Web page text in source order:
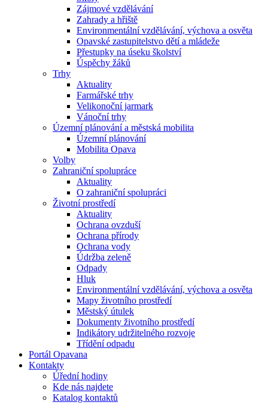
Zájmové vzdělávání
Zahrady a hřiště
Environmentální vzdělávání, výchova a osvěta
Opavské zastupitelstvo dětí a mládeže
Přestupky na úseku školství
Úspěchy žáků
Trhy
Aktuality
Farmářské trhy
Velikonoční jarmark
Vánoční trhy
Územní plánování a městská mobilita
Územní plánování
Mobilita Opava
Volby
Zahraniční spolupráce
Aktuality
O zahraniční spolupráci
Životní prostředí
Aktuality
Ochrana ovzduší
Ochrana přírody
Ochrana vody
Údržba zeleně
Odpady
Hluk
Environmentální vzdělávání, výchova a osvěta
Mapy životního prostředí
Městský útulek
Dokumenty životního prostředí
Indikátory udržitelného rozvoje
Třídění odpadu
Portál Opavana
Kontakty
Úřední hodiny
Kde nás najdete
Katalog kontaktů